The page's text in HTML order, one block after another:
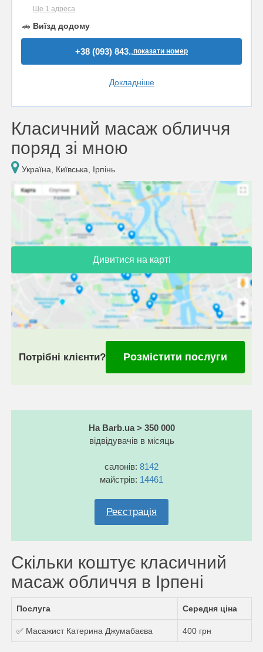
Ще 1 адреса
🚗 Виїзд додому
+38 (093) 843..показати номер
Докладніше
Класичний масаж обличчя
поряд зі мною
Україна, Київська, Ірпінь
Дивитися на карті
Потрібні клієнти? Розмістити послуги
На Barb.ua > 350 000
відвідувачів в місяць
салонів: 8142
майстрів: 14461
Реєстрація
Скільки коштує класичний
масаж обличчя в Ірпені
Послуга Середня ціна
✅ Масажист Катерина Джумабаєва 400 грн